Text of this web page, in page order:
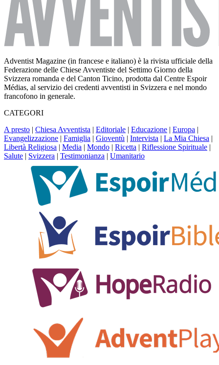
Adventist Magazine (in francese e italiano) è la rivista ufficiale della
Federazione delle Chiese Avventiste del Settimo Giorno della
Svizzera romanda e del Canton Ticino, prodotta dal Centre Espoir
Médias, al servizio dei credenti avventisti in Svizzera e nel mondo
francofono in generale.
CATEGORI
A presto | Chiesa Avventista | Editoriale | Educazione | Europa |
Evangelizzazione | Famiglia | Gioventù | Intervista | La Mia Chiesa |
Libertà Religiosa | Media | Mondo | Ricetta | Riflessione Spirituale |
Salute | Svizzera | Testimonianza | Umanitario